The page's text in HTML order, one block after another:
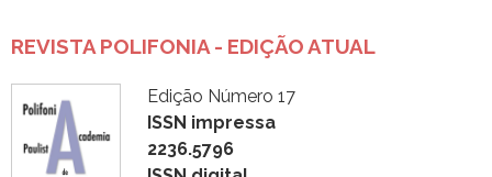
REVISTA POLIFONIA - EDIÇÃO ATUAL
Edição Número 17
ISSN impressa
2236.5796